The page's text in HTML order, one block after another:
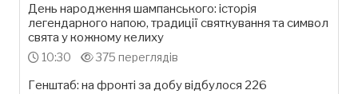
День народження шампанського: історія
легендарного напою, традиції святкування та символ
свята у кожному келиху
10:30 375 переглядів
Генштаб: на фронті за добу відбулося 226